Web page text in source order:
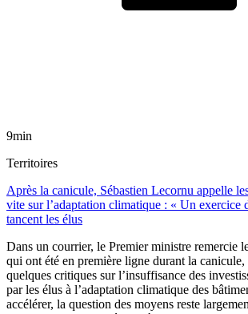
9min
Territoires
Après la canicule, Sébastien Lecornu appelle
vite sur l’adaptation climatique : « Un exercice
tancent les élus
Dans un courrier, le Premier ministre remercie
qui ont été en première ligne durant la canicule,
quelques critiques sur l’insuffisance des
par les élus à l’adaptation climatique des
accélérer, la question des moyens reste